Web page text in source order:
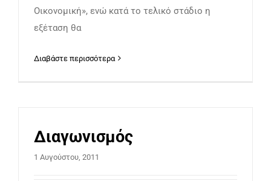
Οικονομική», ενώ κατά το τελικό στάδιο η
εξέταση θα
Διαβάστε περισσότερα
Διαγωνισμός
1 Αυγούστου, 2011